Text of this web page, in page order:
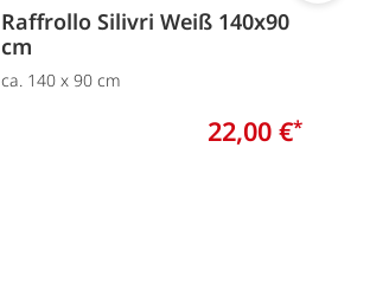
Raffrollo Silivri Weiß 140x90
cm
ca. 140 x 90 cm
22,00 €*